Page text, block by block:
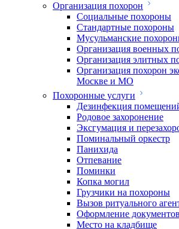
Организация похорон
Социальные похороны
Стандартные похороны
Мусульманские
Организация военных
Организация элитных
Организация похорон
Москве и МО
Похоронные услуги
Дезинфекция
Родовое захоронение
Эксгумация и
Поминальный оркестр
Панихида
Отпевание
Поминки
Копка могил
Грузчики на похороны
Вызов ритуального
Оформление документов
Место на кладбище